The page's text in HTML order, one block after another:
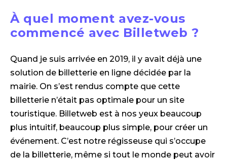
À quel moment avez-vous
commencé avec Billetweb ?
Quand je suis arrivée en 2019, il y avait déjà une
solution de billetterie en ligne décidée par la
mairie. On s’est rendus compte que cette
billetterie n’était pas optimale pour un site
touristique. Billetweb est à nos yeux beaucoup
plus intuitif, beaucoup plus simple, pour créer un
événement. C’est notre régisseuse qui s’occupe
de la billetterie, même si tout le monde peut avoir